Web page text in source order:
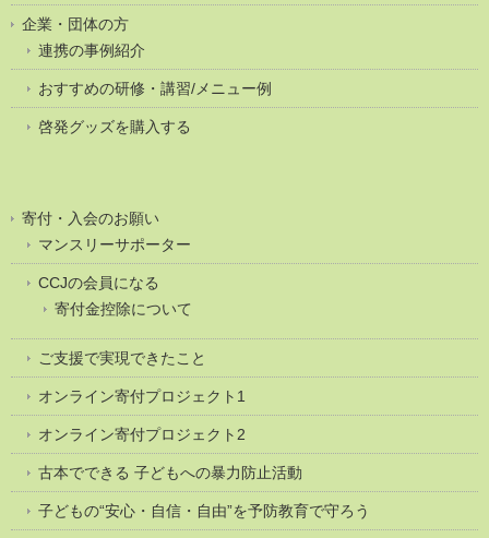
企業・団体の方
連携の事例紹介
おすすめの研修・講習/メニュー例
啓発グッズを購入する
寄付・入会のお願い
マンスリーサポーター
CCJの会員になる
寄付金控除について
ご支援で実現できたこと
オンライン寄付プロジェクト1
オンライン寄付プロジェクト2
古本でできる 子どもへの暴力防止活動
子どもの“安心・自信・自由”を予防教育で守ろう